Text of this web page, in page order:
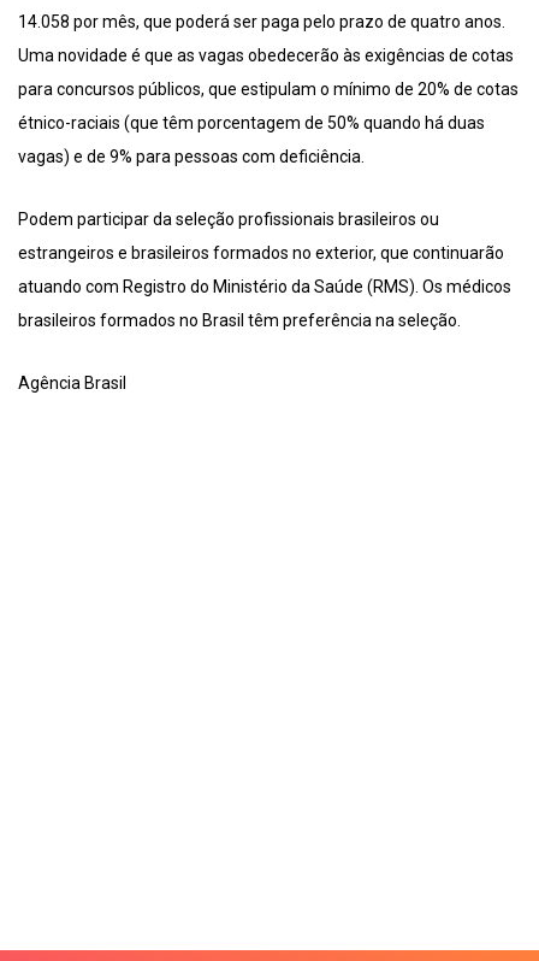
14.058 por mês, que poderá ser paga pelo prazo de quatro anos.
Uma novidade é que as vagas obedecerão às exigências de cotas
para concursos públicos, que estipulam o mínimo de 20% de cotas
étnico-raciais (que têm porcentagem de 50% quando há duas
vagas) e de 9% para pessoas com deficiência.
Podem participar da seleção profissionais brasileiros ou
estrangeiros e brasileiros formados no exterior, que continuarão
atuando com Registro do Ministério da Saúde (RMS). Os médicos
brasileiros formados no Brasil têm preferência na seleção.
Agência Brasil